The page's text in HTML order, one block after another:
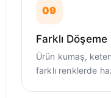
09
Farklı
Ürün kumaş,
farklı renklerde